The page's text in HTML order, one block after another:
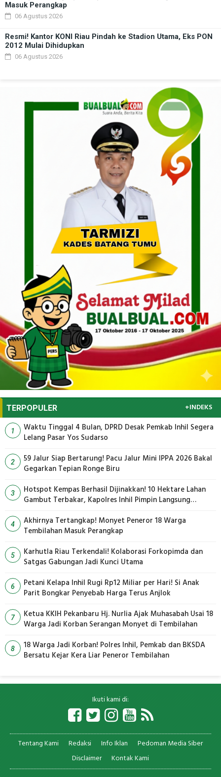
Masuk Perangkap
06 Agustus 2026
Resmi! Kantor KONI Riau Pindah ke Stadion Utama, Eks PON
2012 Mulai Dihidupkan
06 Agustus 2026
TERPOPULER +INDEKS
1
Waktu Tinggal 4 Bulan, DPRD Desak Pemkab Inhil Segera
Lelang Pasar Yos Sudarso
2
59 Jalur Siap Bertarung! Pacu Jalur Mini IPPA 2026 Bakal
Gegarkan Tepian Ronge Biru
3
Hotspot Kempas Berhasil Dijinakkan! 10 Hektare Lahan
Gambut Terbakar, Kapolres Inhil Pimpin Langsung
4
Akhirnya Tertangkap! Monyet Peneror 18 Warga
Tembilahan Masuk Perangkap
5
Karhutla Riau Terkendali! Kolaborasi Forkopimda dan
Satgas Gabungan Jadi Kunci Utama
6
Petani Kelapa Inhil Rugi Rp12 Miliar per Hari! Si Anak
Parit Bongkar Penyebab Harga Terus Anjlok
7
Ketua KKIH Pekanbaru Hj. Nurlia Ajak Muhasabah Usai 18
Warga Jadi Korban Serangan Monyet di Tembilahan
8
18 Warga Jadi Korban! Polres Inhil, Pemkab dan BKSDA
Bersatu Kejar Kera Liar Peneror Tembilahan
Ikuti kami di:
Tentang Kami Redaksi Info Iklan
Pedoman Media Siber
Disclaimer
Kontak Kami